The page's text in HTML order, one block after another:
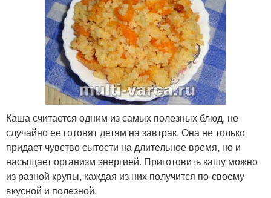
Каша считается одним из самых полезных блюд, не
случайно ее готовят детям на завтрак. Она не только
придает чувство сытости на длительное время, но и
насыщает организм энергией. Приготовить кашу можно
из разной крупы, каждая из них получится по-своему
вкусной и полезной.